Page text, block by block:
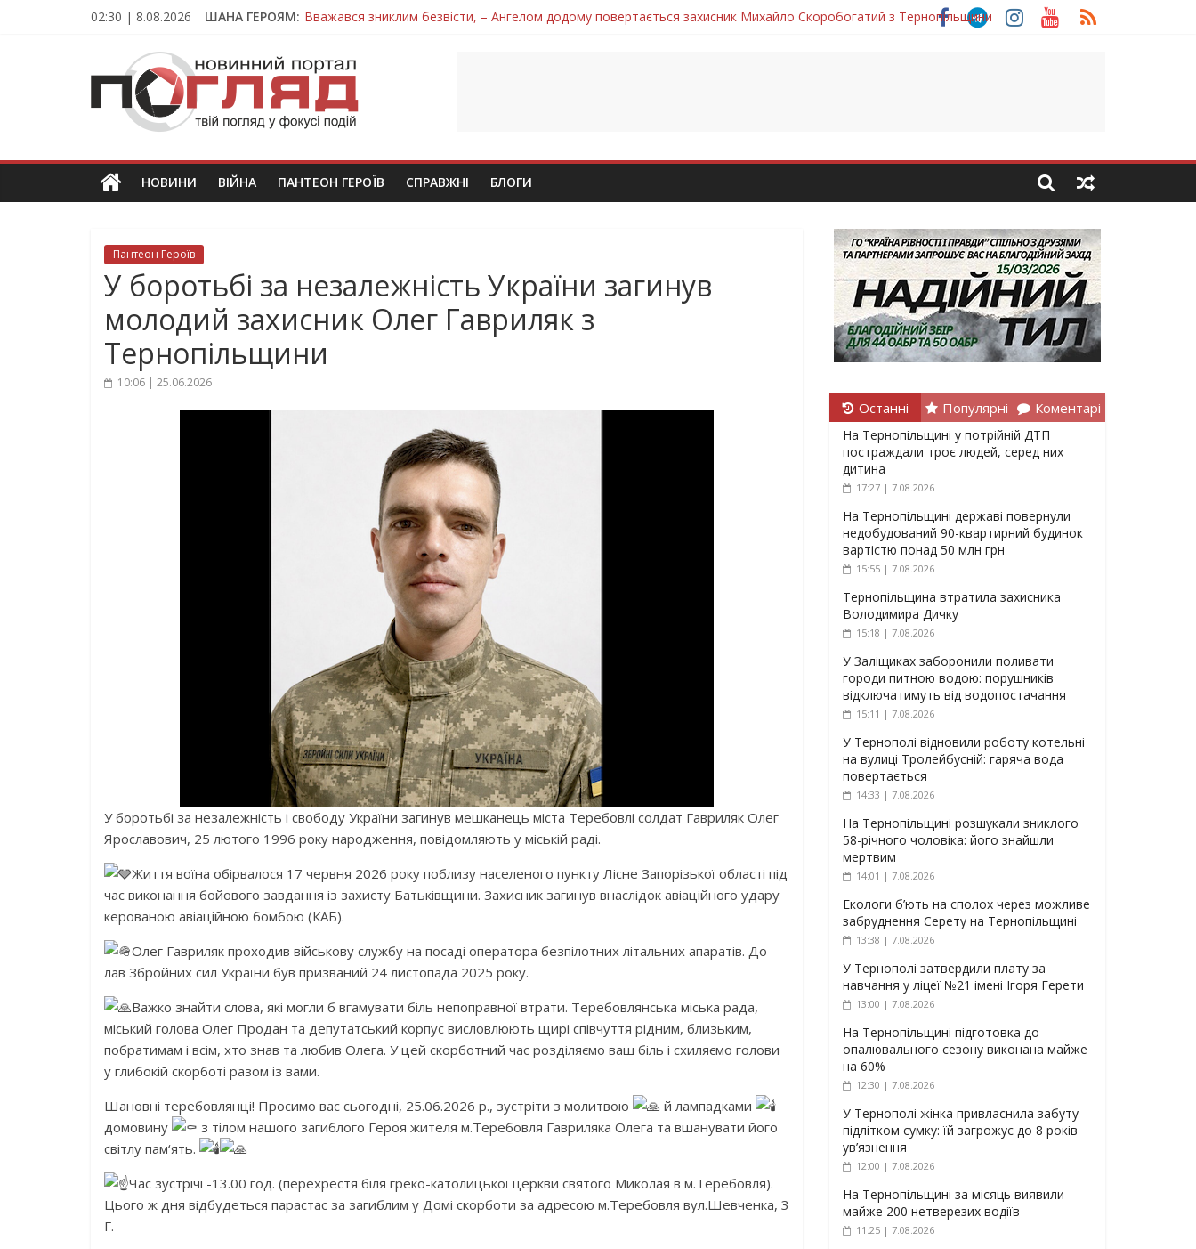
02:30 | 8.08.2026 ШАНА ГЕРОЯМ: Вважався зниклим безвісти, – Ангелом додому повертається захисник Михайло Скоробогатий з Тернопільщини
Тернопільщина втратила захисника Володимира Вельму
Захисник з Тернопільщини Петро Федів повертається до рідного дому «на щиті»
Тернопільщина втратила захисника Володимира Дичку
ПОГЛЯД
Новини
Тернополя.
новини
та
НОВИНИ ВІЙНА ПАНТЕОН ГЕРОЇВ СПРАВЖНІ БЛОГИ
Пантеон Героїв
У боротьбі за незалежність України загинув
молодий захисник Олег Гавриляк з
Тернопільщини
10:06 | 25.06.2026
У боротьбі за незалежність і свободу України загинув мешканець міста Теребовлі солдат Гавриляк Олег
Ярославович, 25 лютого 1996 року народження, повідомляють у міській раді.
Життя воїна обірвалося 17 червня 2026 року поблизу населеного пункту Лісне Запорізької області під
час виконання бойового завдання із захисту Батьківщини. Захисник загинув внаслідок авіаційного удару
керованою авіаційною бомбою (КАБ).
Олег Гавриляк проходив військову службу на посаді оператора безпілотних літальних апаратів. До
лав Збройних сил України був призваний 24 листопада 2025 року.
Важко знайти слова, які могли б вгамувати біль непоправної втрати. Теребовлянська міська рада,
міський голова Олег Продан та депутатський корпус висловлюють щирі співчуття рідним, близьким,
побратимам і всім, хто знав та любив Олега. У цей скорботний час розділяємо ваш біль і схиляємо голови
у глибокій скорботі разом із вами.
Шановні теребовлянці! Просимо вас сьогодні, 25.06.2026 р., зустріти з молитвою
й лампадками
домовину
з тілом нашого загиблого Героя жителя м.Теребовля Гавриляка Олега та вшанувати його
світлу пам‘ять.
Час зустрічі -13.00 год. (перехрестя біля греко-католицької церкви святого Миколая в м.Теребовля).
Цього ж дня відбудеться парастас за загиблим у Домі скорботи за адресою м.Теребовля вул.Шевченка, 3
Г.
Останні Популярні Коментарі
На Тернопільщині у потрійній ДТП
постраждали троє людей, серед них
дитина
17:27 | 7.08.2026
На Тернопільщині державі повернули
недобудований 90-квартирний будинок
вартістю понад 50 млн грн
15:55 | 7.08.2026
Тернопільщина втратила захисника
Володимира Дичку
15:18 | 7.08.2026
У Заліщиках заборонили поливати
городи питною водою: порушників
відключатимуть від водопостачання
15:11 | 7.08.2026
У Тернополі відновили роботу котельні
на вулиці Тролейбусній: гаряча вода
повертається
14:33 | 7.08.2026
На Тернопільщині розшукали зниклого
58-річного чоловіка: його знайшли
мертвим
14:01 | 7.08.2026
Екологи б’ють на сполох через можливе
забруднення Серету на Тернопільщині
13:38 | 7.08.2026
У Тернополі затвердили плату за
навчання у ліцеї №21 імені Ігоря Герети
13:00 | 7.08.2026
На Тернопільщині підготовка до
опалювального сезону виконана майже
на 60%
12:30 | 7.08.2026
У Тернополі жінка привласнила забуту
підлітком сумку: їй загрожує до 8 років
ув’язнення
12:00 | 7.08.2026
На Тернопільщині за місяць виявили
майже 200 нетверезих водіїв
11:25 | 7.08.2026